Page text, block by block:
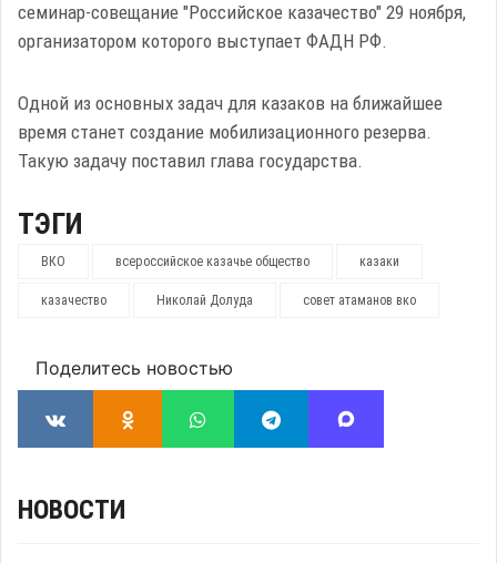
семинар-совещание "Российское казачество" 29 ноября,
организатором которого выступает ФАДН РФ.
Одной из основных задач для казаков на ближайшее
время станет создание мобилизационного резерва.
Такую задачу поставил глава государства.
ТЭГИ
ВКО всероссийское казачье общество казаки
казачество Николай Долуда совет атаманов вко
Поделитесь новостью
НОВОСТИ